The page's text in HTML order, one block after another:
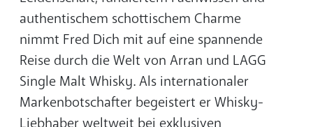
authentischem schottischem Charme
nimmt Fred Dich mit auf eine spannende
Reise durch die Welt von Arran und LAGG
Single Malt Whisky. Als internationaler
Markenbotschafter begeistert er Whisky-
Liebhaber weltweit bei exklusiven